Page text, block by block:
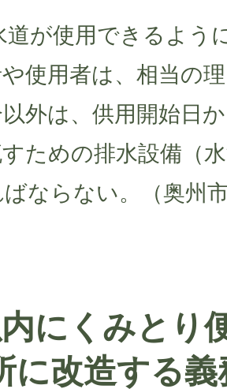
道が使用できるよう
使用者は、相当の
外は、供用開始日
ための排水設備（
ばならない。（奥州
にくみとり
に改造する義